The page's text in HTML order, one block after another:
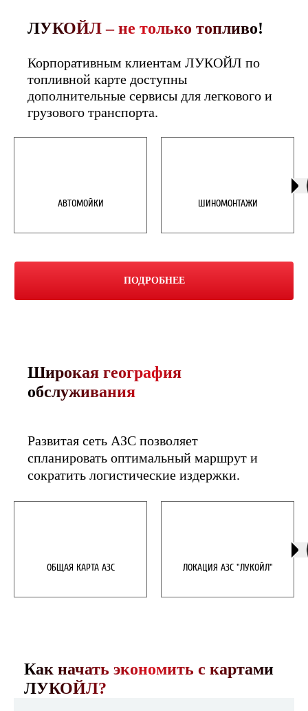
ЛУКОЙЛ – не только топливо!
​​Корпоративным клиентам ЛУКОЙЛ по
топливной карте доступны
дополнительные сервисы для легкового и
грузового транспорта.​
АВТОМОЙКИ ШИНОМОНТАЖИ
ПОДРОБНЕЕ
Широкая география
обслуживания
​Развитая сеть АЗС позволяет
спланировать оптимальный маршрут и
сократить логистические издержки.​
ОБЩАЯ КАРТА АЗС ЛОКАЦИЯ АЗС "ЛУКОЙЛ"
Как начать экономить с картами
ЛУКОЙЛ?